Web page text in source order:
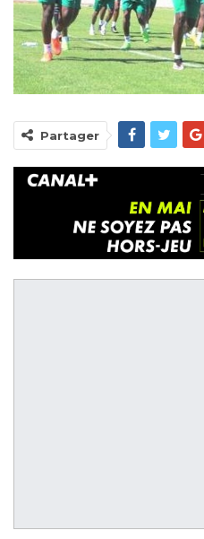
Partager